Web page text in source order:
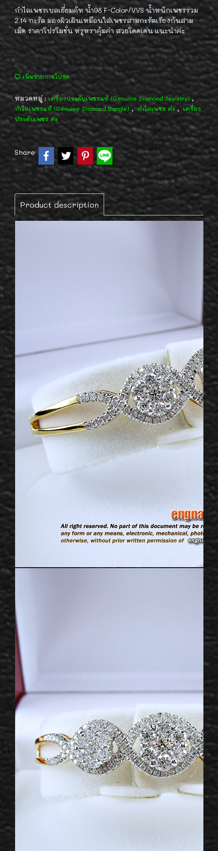
กำไลเพชรเบลเยี่ยมคัท น้ำ98 F-Color/VVS น้ำหนักเพชรรวม
2.14 กะรัต มองผิวเผินเหมือนใส่เพชรสามกะรัตเรียงกันสาม
เม็ด ราคาโปรโมชั่น หรูหราคุ้มค่า สวยโดดเด่น แนะนำค่ะ
เพิ่มรายการโปรด
หมวดหมู่ : เครื่องประดับเพชรแท้ (Genuine Diamond Jewelry) ,
กำไลเพชรแท้ (Genuine Diamond Bangle) , กำไลเพชร ค่ะ , เครื่อง
ประดับเพชร ค่ะ
Share
Product description